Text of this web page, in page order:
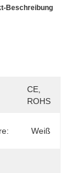
Beschreibung
CE,
ROHS
Weiß